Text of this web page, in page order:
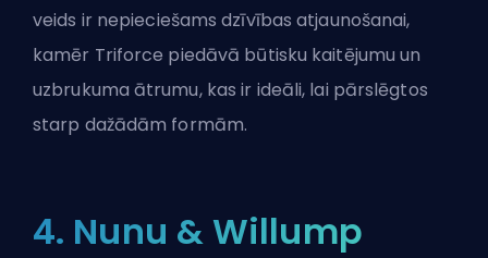
veids ir nepieciešams dzīvības atjaunošanai,
kamēr Triforce piedāvā būtisku kaitējumu un
uzbrukuma ātrumu, kas ir ideāli, lai pārslēgtos
starp dažādām formām.
4. Nunu & Willump